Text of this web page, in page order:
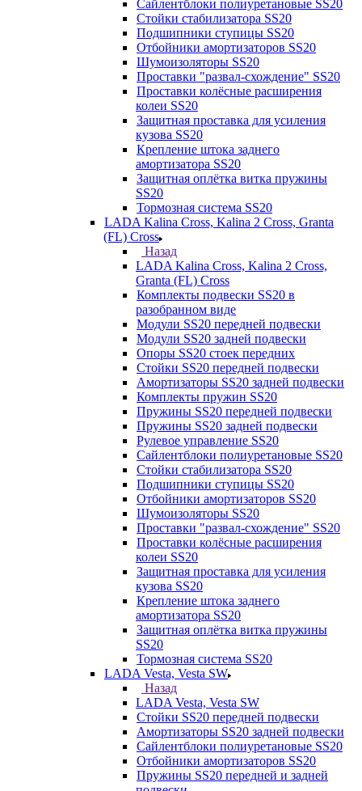
Сайлентблоки полиуретановые SS20
Стойки стабилизатора SS20
Подшипники ступицы SS20
Отбойники амортизаторов SS20
Шумоизоляторы SS20
Проставки "развал-схождение" SS20
Проставки колёсные расширения
колеи SS20
Защитная проставка для усиления
кузова SS20
Крепление штока заднего
амортизатора SS20
Защитная оплётка витка пружины
SS20
Тормозная система SS20
LADA Kalina Cross, Kalina 2 Cross, Granta
(FL) Cross
Назад
LADA Kalina Cross, Kalina 2 Cross,
Granta (FL) Cross
Комплекты подвески SS20 в
разобранном виде
Модули SS20 передней подвески
Модули SS20 задней подвески
Опоры SS20 стоек передних
Стойки SS20 передней подвески
Амортизаторы SS20 задней подвески
Комплекты пружин SS20
Пружины SS20 передней подвески
Пружины SS20 задней подвески
Рулевое управление SS20
Сайлентблоки полиуретановые SS20
Стойки стабилизатора SS20
Подшипники ступицы SS20
Отбойники амортизаторов SS20
Шумоизоляторы SS20
Проставки "развал-схождение" SS20
Проставки колёсные расширения
колеи SS20
Защитная проставка для усиления
кузова SS20
Крепление штока заднего
амортизатора SS20
Защитная оплётка витка пружины
SS20
Тормозная система SS20
LADA Vesta, Vesta SW
Назад
LADA Vesta, Vesta SW
Стойки SS20 передней подвески
Амортизаторы SS20 задней подвески
Сайлентблоки полиуретановые SS20
Отбойники амортизаторов SS20
Пружины SS20 передней и задней